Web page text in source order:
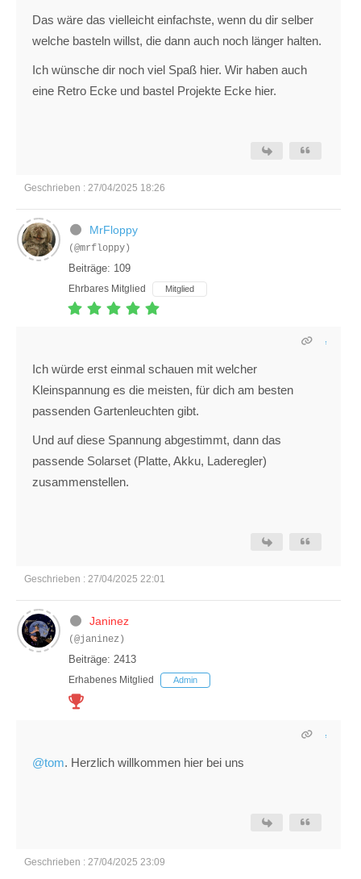
Das wäre das vielleicht einfachste, wenn du dir selber
welche basteln willst, die dann auch noch länger halten.
Ich wünsche dir noch viel Spaß hier. Wir haben auch
eine Retro Ecke und bastel Projekte Ecke hier.
Geschrieben : 27/04/2025 18:26
MrFloppy
(@mrfloppy)
Beiträge: 109
Ehrbares Mitglied Mitglied
Ich würde erst einmal schauen mit welcher
Kleinspannung es die meisten, für dich am besten
passenden Gartenleuchten gibt.
Und auf diese Spannung abgestimmt, dann das
passende Solarset (Platte, Akku, Laderegler)
zusammenstellen.
Geschrieben : 27/04/2025 22:01
Janinez
(@janinez)
Beiträge: 2413
Erhabenes Mitglied Admin
@tom. Herzlich willkommen hier bei uns
Geschrieben : 27/04/2025 23:09